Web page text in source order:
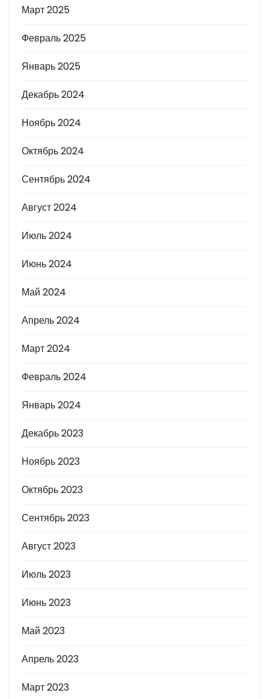
Март 2025
Февраль 2025
Январь 2025
Декабрь 2024
Ноябрь 2024
Октябрь 2024
Сентябрь 2024
Август 2024
Июль 2024
Июнь 2024
Май 2024
Апрель 2024
Март 2024
Февраль 2024
Январь 2024
Декабрь 2023
Ноябрь 2023
Октябрь 2023
Сентябрь 2023
Август 2023
Июль 2023
Июнь 2023
Май 2023
Апрель 2023
Март 2023